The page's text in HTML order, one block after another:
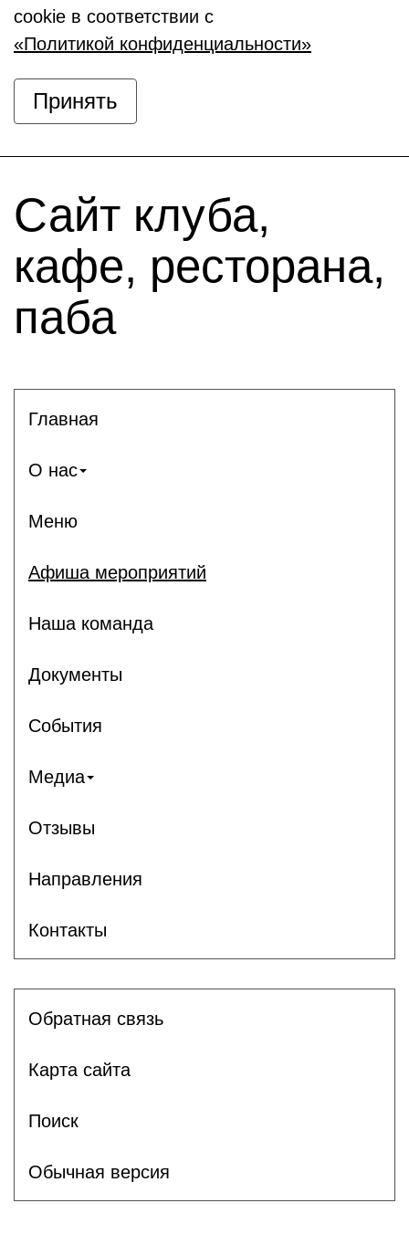
cookie в соответствии с
«Политикой конфиденциальности»
Принять
Сайт клуба,
кафе, ресторана,
паба
Главная
О нас
Меню
Афиша мероприятий
Наша команда
Документы
События
Медиа
Отзывы
Направления
Контакты
Обратная связь
Карта сайта
Поиск
Обычная версия